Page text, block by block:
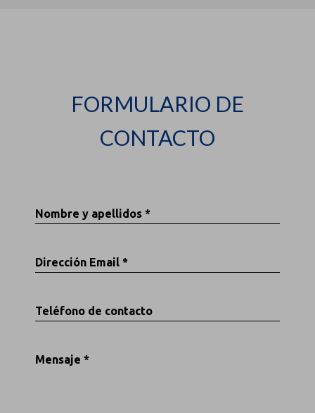
FORMULARIO DE
CONTACTO
Nombre y apellidos *
Dirección Email *
Teléfono de contacto
Mensaje *